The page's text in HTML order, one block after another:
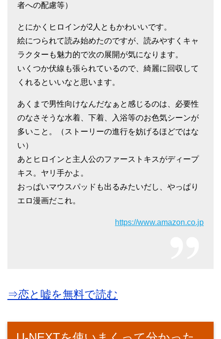
者への配慮等）
とにかくヒロインが2人ともかわいいです。
絵につられて読み始めたのですが、読みやすくキャ
ラクターも魅力的で次の展開が気になります。
いくつか伏線も張られているので、綺麗に回収して
くれるといいなと思います。
あくまで男性向けなんだなぁと感じるのは、必要性
のなさそうな水着、下着、入浴等のお色気シーンが
多いこと。（ストーリーの進行を妨げるほどではな
い）
あとヒロインと主人公のファーストキスがディープ
キス。ヤリ手かよ。
おっぱいマウスパッドも出るみたいだし、やっぱり
エロ漫画だこれ。
https://www.amazon.co.jp
⇒恋と嘘を無料で読む